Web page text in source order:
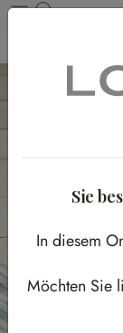
Sie
In diesem
Möchten Sie